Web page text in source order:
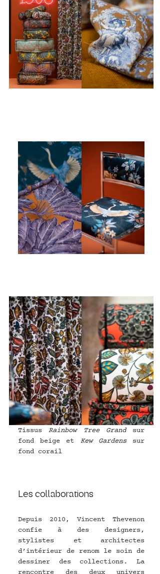
Tissus Rainbow Tree Grand sur
fond beige et Kew Gardens sur
fond corail
Les collaborations
Depuis 2010, Vincent Thevenon
confie à des designers,
stylistes et architectes
d’intérieur de renom le soin de
dessiner des collections. La